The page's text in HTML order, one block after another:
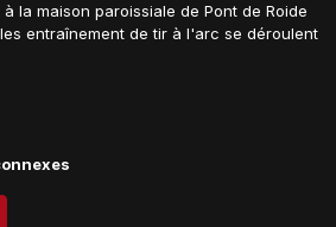
la maison paroissiale de Pont de Roide
entraînement de tir à l'arc se déroulent